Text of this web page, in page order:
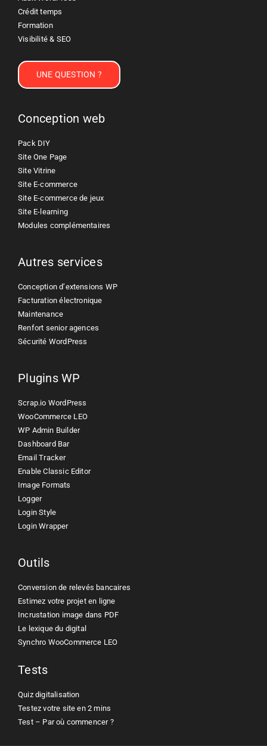
Crédit temps
Formation
Visibilité & SEO
UNE QUESTION ?
Conception web
Pack DIY
Site One Page
Site Vitrine
Site E-commerce
Site E-commerce de jeux
Site E-learning
Modules complémentaires
Autres services
Conception d’extensions WP
Facturation électronique
Maintenance
Renfort senior agences
Sécurité WordPress
Plugins WP
Scrap.io WordPress
WooCommerce LEO
WP Admin Builder
Dashboard Bar
Email Tracker
Enable Classic Editor
Image Formats
Logger
Login Style
Login Wrapper
Outils
Conversion de relevés bancaires
Estimez votre projet en ligne
Incrustation image dans PDF
Le lexique du digital
Synchro WooCommerce LEO
Tests
Quiz digitalisation
Testez votre site en 2 mins
Test – Par où commencer ?